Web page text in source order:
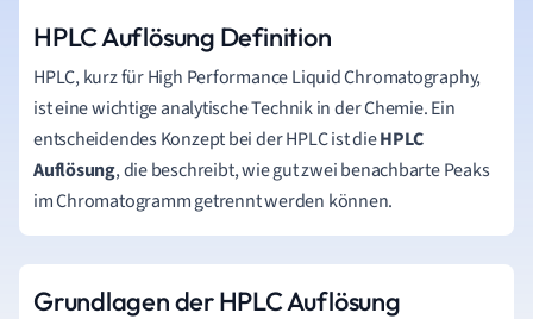
HPLC Auflösung Definition
HPLC, kurz für High Performance Liquid Chromatography,
ist eine wichtige analytische Technik in der Chemie. Ein
entscheidendes Konzept bei der HPLC ist dieHPLC
Auflösung, die beschreibt, wie gut zwei benachbarte Peaks
im Chromatogramm getrennt werden können.
Grundlagen der HPLC Auflösung